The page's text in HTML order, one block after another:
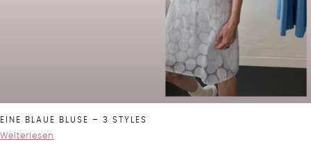
EINE BLAUE BLUSE – 3 STYLES
Weiterlesen